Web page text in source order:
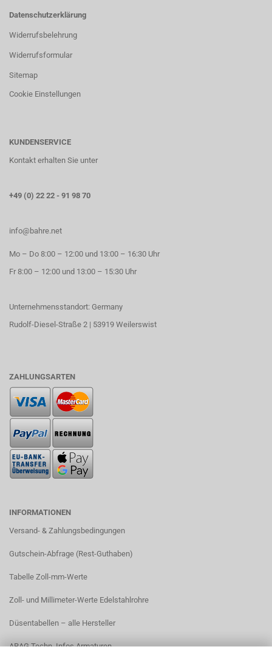
Datenschutzerklärung
Widerrufsbelehrung
Widerrufsformular
Sitemap
Cookie Einstellungen
KUNDENSERVICE
Kontakt erhalten Sie unter
+49 (0) 22 22 - 91 98 70
info@bahre.net
Mo – Do 8:00 – 12:00 und 13:00 – 16:30 Uhr
Fr 8:00 – 12:00 und 13:00 – 15:30 Uhr
Unternehmensstandort: Germany
Rudolf-Diesel-Straße 2 | 53919 Weilerswist
ZAHLUNGSARTEN
INFORMATIONEN
Versand- & Zahlungsbedingungen​
Gutschein-Abfrage (Rest-Guthaben)
Tabelle Zoll-mm-Werte
Zoll- und Millimeter-Werte Edelstahlrohre
Düsentabellen – alle Hersteller